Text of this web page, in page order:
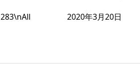
283\nAll 2020年3月20日